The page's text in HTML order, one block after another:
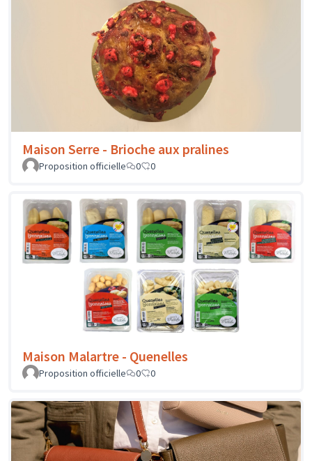
Maison Serre - Brioche aux pralines
Proposition officielle 0 0
Maison Malartre - Quenelles
Proposition officielle 0 0